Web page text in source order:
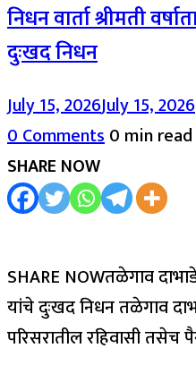
निधन वार्ता श्रीमती
दुःखद निधन
July 15, 2026July 15, 2026
0 Comments0 min read
SHARE NOW
SHARE NOWतळेगाव
यांचे दुःखद निधन तळेगाव
परिसरातील रहिवासी तसेच